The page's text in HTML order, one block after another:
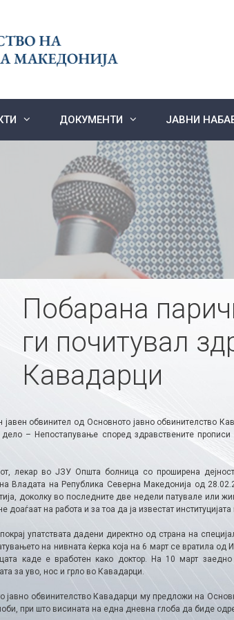
ДОКУМЕНТИ ЈАВНИ
Побарана
ги почитувал
Кавадарци
обвинител од Основното јавно обвинителство
дело – Непостапување според здравствените
лекар во ЈЗУ Општа болница со проширена
Владата на Република Северна Македонија од
доколку во последните две недели патувале или
доаѓаат на работа и за тоа да ја известат институцијата
упатствата дадени директно од страна на
на нивната ќерка која на 6 март се вратила
каде е вработен како доктор. На 10 март
за уво, нос и грло во Кавадарци.
јавно обвинителство Кавадарци му предложи на
при што висината на една дневна глоба да биде